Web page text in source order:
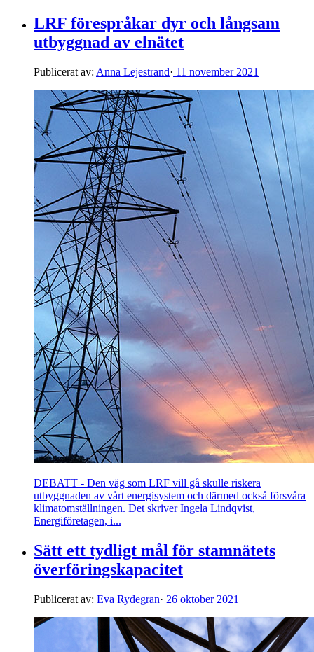
LRF förespråkar dyr och långsam
utbyggnad av elnätet
Publicerat av: Anna Lejestrand· 11 november 2021
DEBATT - Den väg som LRF vill gå skulle riskera
utbyggnaden av vårt energi­system och därmed också försvåra
klimat­omställningen. Det skriver Ingela Lindqvist,
Energiföretagen, i...
Sätt ett tydligt mål för stamnätets
överföringskapacitet
Publicerat av: Eva Rydegran· 26 oktober 2021